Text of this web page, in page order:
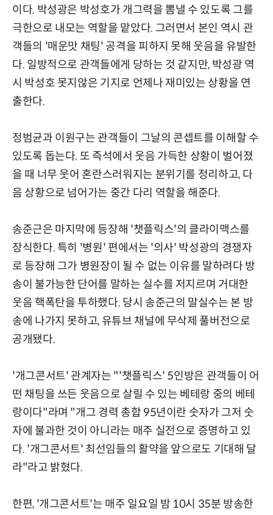
이다. 박성광은 박성호가 개그력을 뽐낼 수 있도록 그를
극한으로 내모는 역할을 맡았다. 그러면서 본인 역시 관
객들의 '매운맛 채팅' 공격을 피하지 못해 웃음을 유발한
다. 일방적으로 관객들에게 당하는 것 같지만, 박성광 역
시 박성호 못지않은 기지로 언제나 재미있는 상황을 연
출한다.
정범균과 이원구는 관객들이 그날의 콘셉트를 이해할 수
있도록 돕는다. 또 즉석에서 웃음 가득한 상황이 벌어졌
을 때 너무 웃어 혼란스러워지는 분위기를 정리하고, 다
음 상황으로 넘어가는 중간 다리 역할을 해준다.
송준근은 마지막에 등장해 '챗플릭스'의 클라이맥스를
장식한다. 특히 '병원' 편에서는 '의사' 박성광의 경쟁자
로 등장해 그가 병원장이 될 수 없는 이유를 말하려다 방
송이 불가능한 단어를 말하는 실수를 저지르며 거대한
웃음 핵폭탄을 투하했다. 당시 송준근의 말실수는 본 방
송에 나가지 못하고, 유튜브 채널에 무삭제 풀버전으로
공개됐다.
'개그콘서트' 관계자는 "'챗플릭스' 5인방은 관객들이 어
떤 채팅을 쓰든 웃음으로 살릴 수 있는 베테랑 중의 베테
랑이다"라며 "개그 경력 총합 95년이란 숫자가 그저 숫
자에 불과한 것이 아니라는 매주 실전으로 증명하고 있
다. '개그콘서트' 최선임들의 활약을 앞으로도 기대해 달
라"라고 밝혔다.
한편, '개그콘서트'는 매주 일요일 밤 10시 35분 방송한